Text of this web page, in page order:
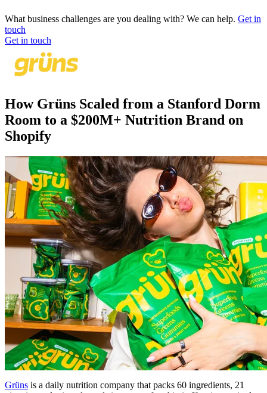
What business challenges are you dealing with? We can help. Get in
touch
Get in touch
How Grüns Scaled from a Stanford Dorm
Room to a $200M+ Nutrition Brand on
Shopify
Grüns is a daily nutrition company that packs 60 ingredients, 21